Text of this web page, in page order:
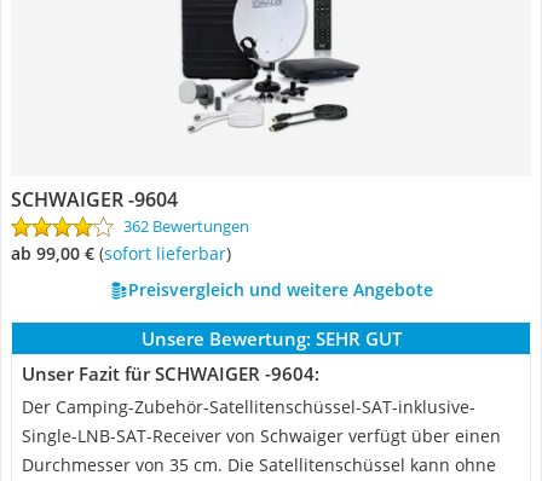
SCHWAIGER -9604
362 Bewertungen
ab 99,00 € ( Sofort lieferbar)
Preisvergleich und weitere Angebote
Unsere Bewertung: SEHR GUT
Unser Fazit für SCHWAIGER -9604:
Der Camping-Zubehör-Satellitenschüssel-SAT-inklusive-
Single-LNB-SAT-Receiver von Schwaiger verfügt über einen
Durchmesser von 35 cm. Die Satellitenschüssel kann ohne